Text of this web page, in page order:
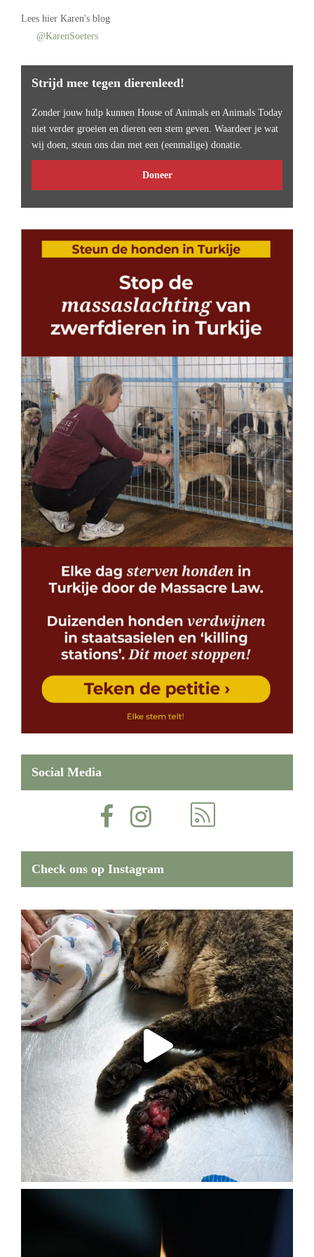
Lees hier Karen's blog
@KarenSoeters
Strijd mee tegen dierenleed!
Zonder jouw hulp kunnen House of Animals en Animals Today
niet verder groeien en dieren een stem geven. Waardeer je wat
wij doen, steun ons dan met een (eenmalige) donatie.
Doneer
Social Media
Check ons op Instagram